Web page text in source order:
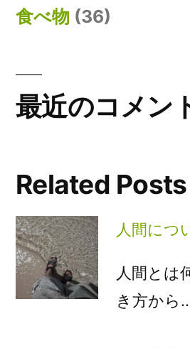
食べ物 (36)
最近のコメン
Related Posts
人間につ
人間とは
き方から